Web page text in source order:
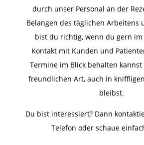
durch unser Personal an der
Belangen des täglichen Arbeitens
bist du richtig, wenn du gern
Kontakt mit Kunden und
Termine im Blick behalten
freundlichen Art, auch in
bleibst.
Du bist interessiert? Dann
Telefon oder schaue